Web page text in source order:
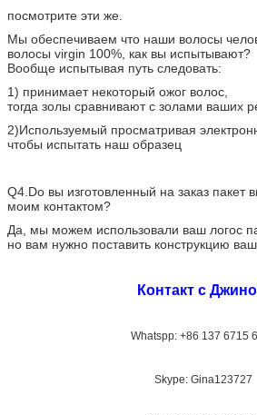
посмотрите эти же.
Мы обеспечиваем что наши волосы
волосы virgin 100%, как вы испытывают?
Вообще испытывая путь следовать:
1) принимает некоторый ожог волос,
тогда золы сравнивают с золами ваших
2)Используемый просматривая
чтобы испытать наш образец
Q4.Do вы изготовленный на заказ пакет
моим контактом?
Да, мы можем использовали ваш логос
но вам нужно поставить конструкцию
Контакт с
Whatspp: +86 137 6715
Skype: Gina123727